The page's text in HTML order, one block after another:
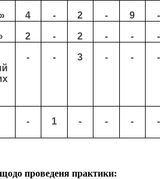
4 - 2 - 9 -
2 - 2 - - -
- - 3 - - -
- 1 - - - -
проведеня практики: